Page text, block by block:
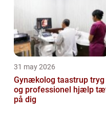
31 may 2026
Gynækolog taastrup tryg
og professionel hjælp
på dig